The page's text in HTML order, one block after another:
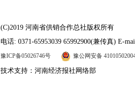
(C)2019 河南省供销合作总社版权所有
电话: 0371-65953039 65992900(兼传真) E-
豫ICP备05026746号 豫公网安备
技术支持：河南经济报社网络部